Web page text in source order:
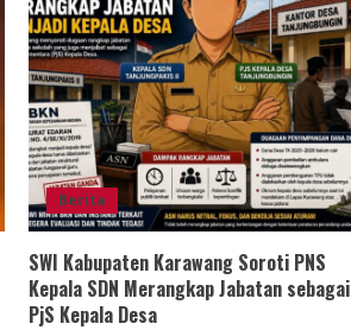
Berita
SWI Kabupaten Karawang Soroti PNS
Kepala SDN Merangkap Jabatan sebagai
PjS Kepala Desa